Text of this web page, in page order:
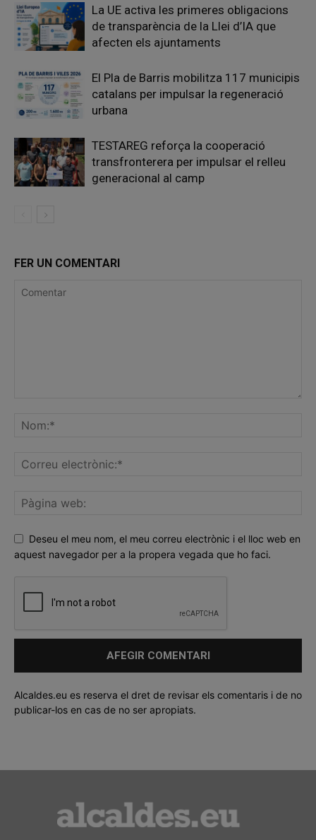
La UE activa les primeres obligacions
de transparència de la Llei d’IA que
afecten els ajuntaments
El Pla de Barris mobilitza 117 municipis
catalans per impulsar la regeneració
urbana
TESTAREG reforça la cooperació
transfronterera per impulsar el relleu
generacional al camp
FER UN COMENTARI
Deseu el meu nom, el meu correu electrònic i el lloc web en
aquest navegador per a la propera vegada que ho faci.
Alcaldes.eu es reserva el dret de revisar els comentaris i de no
publicar-los en cas de no ser apropiats.